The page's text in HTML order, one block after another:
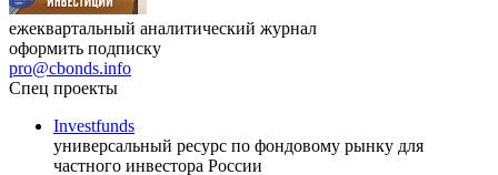
ежеквартальный аналитический журнал
оформить подписку
pro@cbonds.info
Спец проекты